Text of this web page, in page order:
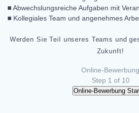
■ Abwechslungsreiche Aufgaben mit
■ Kollegiales Team und angenehmes
Werden Sie Teil unseres Teams und
Zukunft!
Online-Bewerbung
Step 1 of 10
Online-Bewerbung